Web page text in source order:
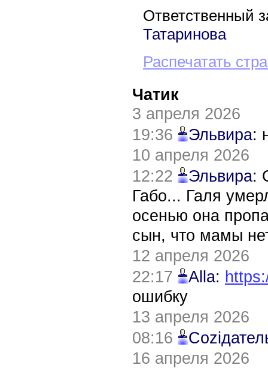
Ответственный
Татаринова
Распечатать
Чатик
3 апреля 2026
19:36
Эльвира:
10 апреля 2026
12:22
Эльвира:
Габо... Галя
осенью она
сын, что мамы
12 апреля 2026
22:17
Alla:
ошибку
13 апреля 2026
08:16
16 апреля 2026